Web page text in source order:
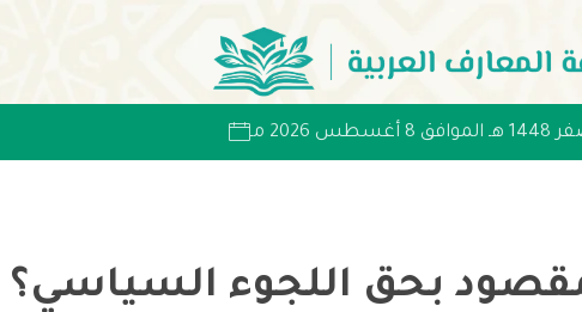
بحق اللجوء السياسي؟